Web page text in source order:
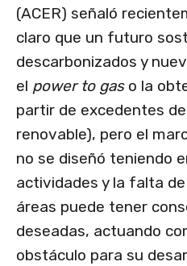
(ACER) señaló
claro que un futuro
descarbonizados y
el power to gaso la
partir de excedentes
renovable), pero el
no se diseñó teniendo
actividades y la falta
áreas puede tener
deseadas, actuando
obstáculo para su